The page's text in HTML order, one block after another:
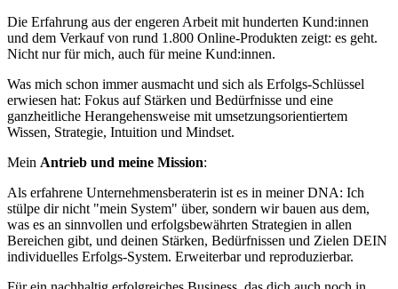
Die Erfahrung aus der engeren Arbeit mit hunderten Kund:innen
und dem Verkauf von rund 1.800 Online-Produkten zeigt: es geht.
Nicht nur für mich, auch für meine Kund:innen.
Was mich schon immer ausmacht und sich als Erfolgs-Schlüssel
erwiesen hat: Fokus auf Stärken und Bedürfnisse und eine
ganzheitliche Herangehensweise mit umsetzungsorientiertem
Wissen, Strategie, Intuition und Mindset.
Mein Antrieb und meine Mission:
Als erfahrene Unternehmensberaterin ist es in meiner DNA: Ich
stülpe dir nicht "mein System" über, sondern wir bauen aus dem,
was es an sinnvollen und erfolgsbewährten Strategien in allen
Bereichen gibt, und deinen Stärken, Bedürfnissen und Zielen DEIN
individuelles Erfolgs-System. Erweiterbar und reproduzierbar.